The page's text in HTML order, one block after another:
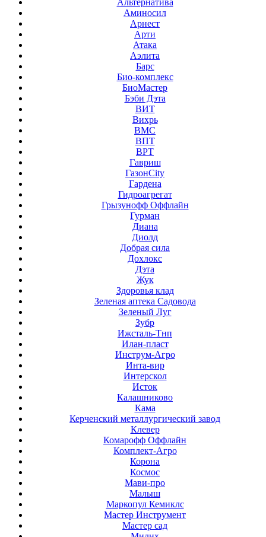
Альтернатива
Аминосил
Арнест
Арти
Атака
Аэлита
Барс
Био-комплекс
БиоМастер
Бэби Дэта
ВИТ
Вихрь
ВМС
ВПТ
ВРТ
Гавриш
ГазонCity
Гардена
Гидроагрегат
Грызунофф Оффлайн
Гурман
Диана
Диолд
Добрая сила
Дохлокс
Дэта
Жук
Здоровья клад
Зеленая аптека Садовода
Зеленый Луг
Зубр
Ижсталь-Тнп
Илан-пласт
Инструм-Агро
Инта-вир
Интерскол
Исток
Калашниково
Кама
Керченский металлургический завод
Клевер
Комарофф Оффлайн
Комплект-Агро
Корона
Космос
Мави-про
Малыш
Маркопул Кемиклс
Мастер Инструмент
Мастер сад